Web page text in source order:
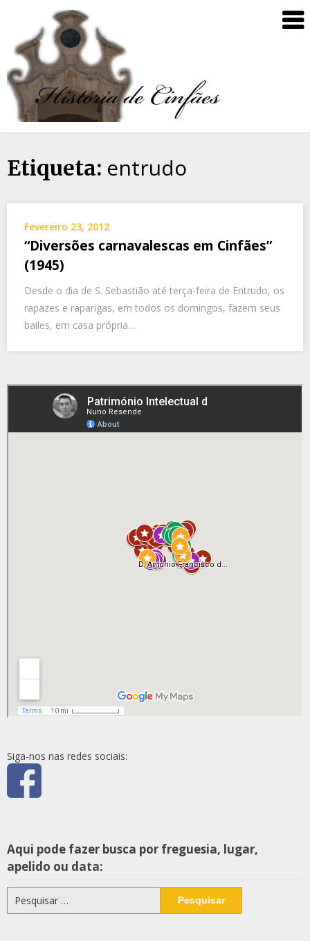
Etiqueta: entrudo
Fevereiro 23, 2012
“Diversões carnavalescas em Cinfães”
(1945)
Desde o dia de S. Sebastião até terça-feira de Entrudo, os
rapazes e raparigas, em todos os domingos, fazem seus
bailes, em casa própria…
Siga-nos nas redes sociais:
Aqui pode fazer busca por freguesia, lugar,
apelido ou data:
por: